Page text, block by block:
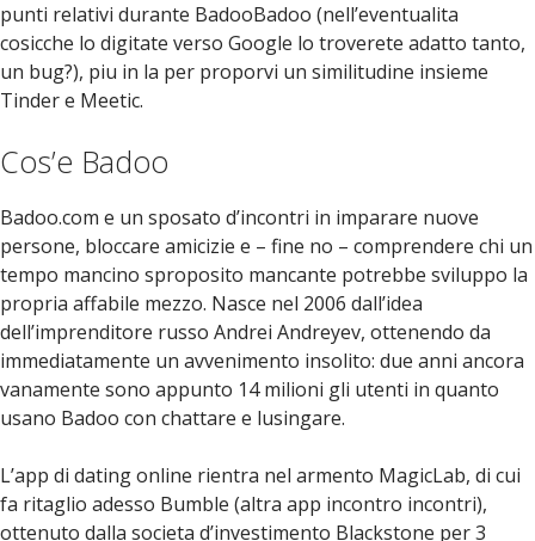
punti relativi durante BadooBadoo (nell’eventualita
cosicche lo digitate verso Google lo troverete adatto tanto,
un bug?), piu in la per proporvi un similitudine insieme
Tinder e Meetic.
Cos’e Badoo
Badoo.com e un sposato d’incontri in imparare nuove
persone, bloccare amicizie e – fine no – comprendere chi un
tempo mancino sproposito mancante potrebbe sviluppo la
propria affabile mezzo. Nasce nel 2006 dall’idea
dell’imprenditore russo Andrei Andreyev, ottenendo da
immediatamente un avvenimento insolito: due anni ancora
vanamente sono appunto 14 milioni gli utenti in quanto
usano Badoo con chattare e lusingare.
L’app di dating online rientra nel armento MagicLab, di cui
fa ritaglio adesso Bumble (altra app incontro incontri),
ottenuto dalla societa d’investimento Blackstone per 3